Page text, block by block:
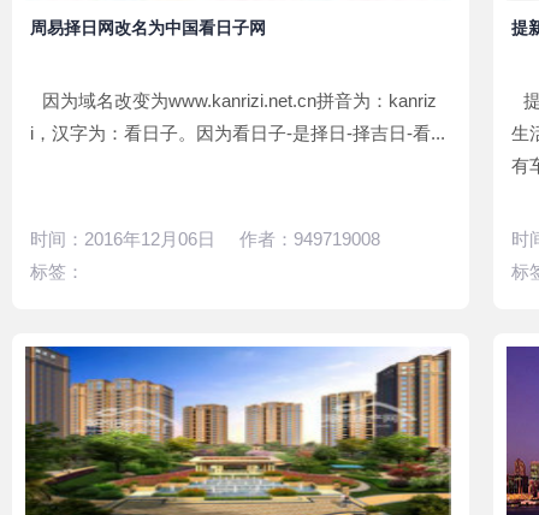
择日子辟邪
2017-03-07
周易择日网改名为中国看日子网
因为域名改变为www.kanrizi.net.cn拼音为：kanriz
i，汉字为：看日子。因为看日子-是择日-择吉日-看...
时间：2016年12月06日 作者：949719008
标签：
提
生
有
时
标